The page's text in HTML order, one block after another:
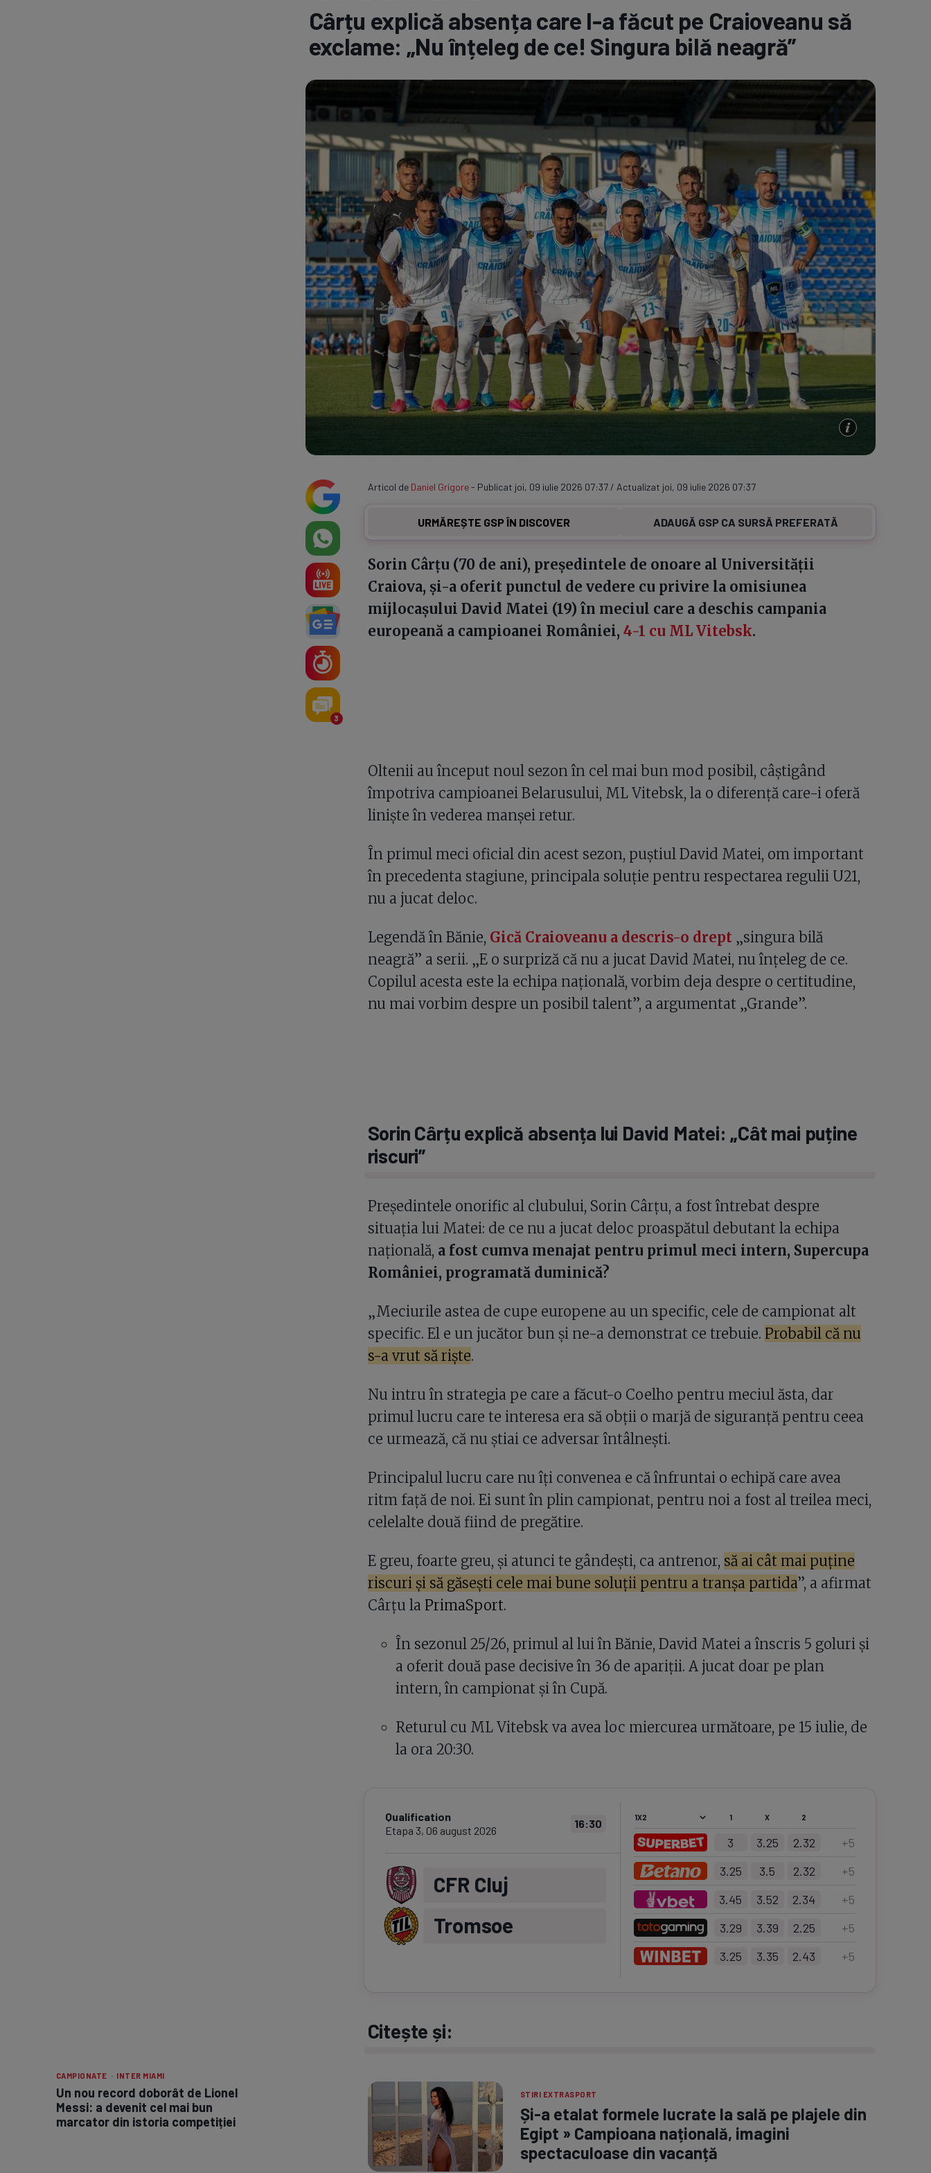
Serie A
Clasament
Program TV
Cârțu explică absența care l-a făcut pe Craioveanu să
exclame: „Nu înțeleg de ce! Singura bilă neagră”
CAMPIONATE · INTER MIAMI
Un nou record doborât de Lionel
Messi: a devenit cel mai bun
marcator din istoria competiției
3
Articol de Daniel Grigore- Publicat joi, 09 iulie 2026 07:37 / Actualizat joi, 09 iulie 2026 07:37
URMĂREȘTE GSP ÎN DISCOVER ADAUGĂ GSP CA SURSĂ PREFERATĂ
Sorin Cârțu (70 de ani), președintele de onoare al Universității
Craiova, și-a oferit punctul de vedere cu privire la omisiunea
mijlocașului David Matei (19) în meciul care a deschis campania
europeană a campioanei României, 4-1 cu ML Vitebsk.
Oltenii au început noul sezon în cel mai bun mod posibil, câștigând
împotriva campioanei Belarusului, ML Vitebsk, la o diferență care-i oferă
liniște în vederea manșei retur.
În primul meci oficial din acest sezon, puștiul David Matei, om important
în precedenta stagiune, principala soluție pentru respectarea regulii U21,
nu a jucat deloc.
Legendă în Bănie, Gică Craioveanu a descris-o drept„singura bilă
neagră” a serii. „E o surpriză că nu a jucat David Matei, nu înțeleg de ce.
Copilul acesta este la echipa națională, vorbim deja despre o certitudine,
nu mai vorbim despre un posibil talent”, a argumentat „Grande”.
Sorin Cârțu explică absența lui David Matei: „Cât mai puține
riscuri”
Președintele onorific al clubului, Sorin Cârțu, a fost întrebat despre
situația lui Matei: de ce nu a jucat deloc proaspătul debutant la echipa
națională, a fost cumva menajat pentru primul meci intern, Supercupa
României, programată duminică?
„Meciurile astea de cupe europene au un specific, cele de campionat alt
specific. El e un jucător bun și ne-a demonstrat ce trebuie. Probabil că nu
s-a vrut să riște.
Nu intru în strategia pe care a făcut-o Coelho pentru meciul ăsta, dar
primul lucru care te interesa era să obții o marjă de siguranță pentru ceea
ce urmează, că nu știai ce adversar întâlnești.
Principalul lucru care nu îți convenea e că înfruntai o echipă care avea
ritm față de noi. Ei sunt în plin campionat, pentru noi a fost al treilea meci,
celelalte două fiind de pregătire.
E greu, foarte greu, și atunci te gândești, ca antrenor, să ai cât mai puține
riscuri și să găsești cele mai bune soluții pentru a tranșa partida”, a afirmat
Cârțu la PrimaSport.
În sezonul 25/26, primul al lui în Bănie, David Matei a înscris 5 goluri și
a oferit două pase decisive în 36 de apariții. A jucat doar pe plan
intern, în campionat și în Cupă.
Returul cu ML Vitebsk va avea loc miercurea următoare, pe 15 iulie, de
la ora 20:30.
Qualification
Etapa 3, 06 august 2026
16:30
CFR Cluj
Tromsoe
1 X 2
3 3.25 2.32 +5
3.25
3.5 2.32 +5
3.45
3.52 2.34 +5
3.29
3.39 2.25 +5
3.25
3.35 2.43 +5
Citește și:
STIRI EXTRASPORT
Și-a etalat formele lucrate la sală pe plajele din
Egipt » Campioana națională, imagini
spectaculoase din vacanță